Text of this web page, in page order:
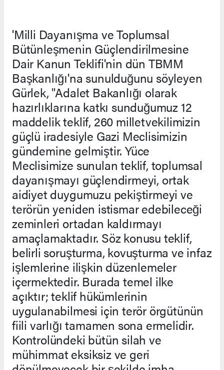
'Milli Dayanışma ve Toplumsal
Bütünleşmenin Güçlendirilmesine
Dair Kanun Teklifi'nin dün TBMM
Başkanlığı'na sunulduğunu söyleyen
Gürlek, "Adalet Bakanlığı olarak
hazırlıklarına katkı sunduğumuz 12
maddelik teklif, 260 milletvekilimizin
güçlü iradesiyle Gazi Meclisimizin
gündemine gelmiştir. Yüce
Meclisimize sunulan teklif, toplumsal
dayanışmayı güçlendirmeyi, ortak
aidiyet duygumuzu pekiştirmeyi ve
terörün yeniden istismar edebileceği
zeminleri ortadan kaldırmayı
amaçlamaktadır. Söz konusu teklif,
belirli soruşturma, kovuşturma ve infaz
işlemlerine ilişkin düzenlemeler
içermektedir. Burada temel ilke
açıktır; teklif hükümlerinin
uygulanabilmesi için terör örgütünün
fiili varlığı tamamen sona ermelidir.
Kontrolündeki bütün silah ve
mühimmat eksiksiz ve geri